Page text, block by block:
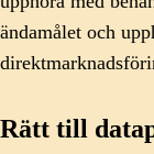
ändamålet och
Rätt till